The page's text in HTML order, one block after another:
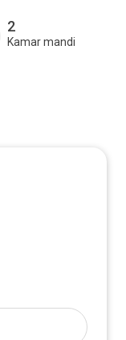
2
Kamar mandi